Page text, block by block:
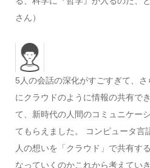
さん）
5人の会話の深化がすごすぎて、
にクラウドのように情報の共有で
て、新時代の人間のコミュニケー
てもらえました。 コンピュータ言
人の想いを「クラウド」で共有す
なっていくのかこれから考えてい